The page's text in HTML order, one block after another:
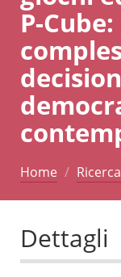
P-
Home Ricerca
Dettagli